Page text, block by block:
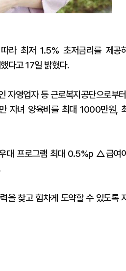
라 최저 1.5% 초저금리를 제공
다고 17일 밝혔다.
자영업자 등 근로복지공단으로부
자녀 양육비를 최대 1000만원,
대 프로그램 최대 0.5%p △급여
을 찾고 힘차게 도약할 수 있도록